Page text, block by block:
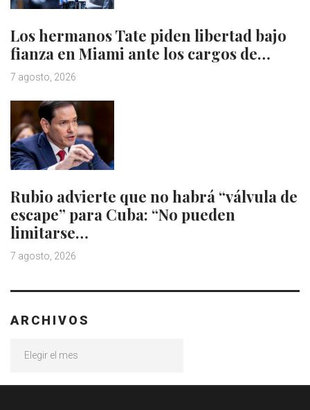
Los hermanos Tate piden libertad bajo
fianza en Miami ante los cargos de…
7 agosto, 2026
Rubio advierte que no habrá “válvula de
escape” para Cuba: “No pueden
limitarse…
7 agosto, 2026
ARCHIVOS